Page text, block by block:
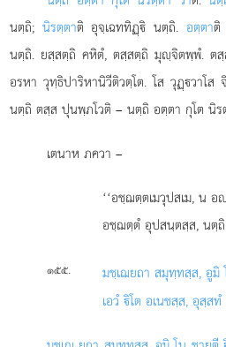
นตฺถิ; นิรตฺตาติ อุจฺเฉททิฏฺิ นตฺถิ. อตฺตา
นตฺถิ. ยสฺสตฺถิ คหิตํ, ตสฺสตฺถิ มุฺจิตพฺพํ. ต
อรหา วุทฺธิปาริหานิวีติวตฺโต. โส วุฏฺวาโ
นตฺถิ ตสฺส ปุนพฺภโวติ – นตฺถิ อตฺตา กุโต นิร
เตนาห ภควา –
‘‘อชฺฌตฺตเมวุปสเม, น
อชฺฌตฺตํ อุปสนฺตสฺส, นตฺถิ
๑๕๕. มชฺเฌยถา สมุทฺทสฺส, อูมิ
เอวํ ิโต อเนชสฺส, อุสฺส